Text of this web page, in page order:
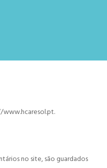
no site, são guardados